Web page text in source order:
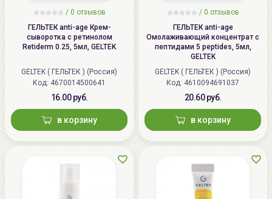
/ 0 отзывов
ГЕЛЬТЕК anti-age Крем-
сыворотка с ретинолом
Retiderm 0.25, 5мл, GELTEK
GELTEK ( ГЕЛЬТЕК ) (Россия)
Код: 4670014500641
16.00 руб.
в корзину
/ 0 отзывов
ГЕЛЬТЕК anti-age
Омолаживающий концентрат с
пептидами 5 peptides, 5мл,
GELTEK
GELTEK ( ГЕЛЬТЕК ) (Россия)
Код: 4610094691037
20.60 руб.
в корзину